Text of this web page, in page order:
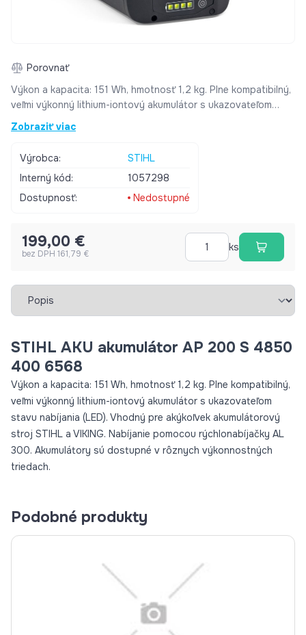
Porovnať
Výkon a kapacita: 151 Wh, hmotnosť 1,2 kg. Plne kompatibilný,
veľmi výkonný lithium-iontový akumulátor s ukazovateľom
stavu nabíjania (LED). Vhodný pre akýkoľvek akumulátorový
stroj STIHL a VIKING. Nabíjanie pomocou rýchlonabíjačky AL
triedach.
Zobraziť viac
Výrobca:
STIHL
Interný kód:
1057298
Dostupnosť:
Nedostupné
199,00 €
bez DPH 161,79 €
ks
Vybrať záložku
STIHL AKU akumulátor AP 200 S 4850
400 6568
Výkon a kapacita: 151 Wh, hmotnosť 1,2 kg. Plne kompatibilný,
veľmi výkonný lithium-iontový akumulátor s ukazovateľom
stavu nabíjania (LED). Vhodný pre akýkoľvek akumulátorový
stroj STIHL a VIKING. Nabíjanie pomocou rýchlonabíjačky AL
300. Akumulátory sú dostupné v rôznych výkonnostných
triedach.
Podobné produkty